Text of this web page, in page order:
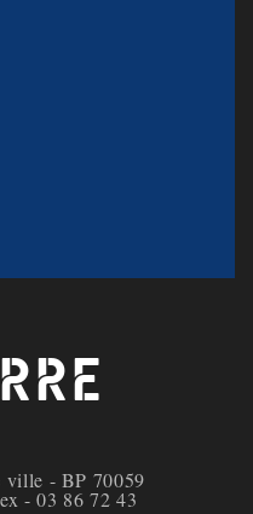
ville - BP 70059
- 03 86 72 43